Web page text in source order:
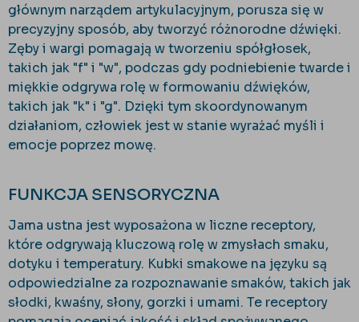
głównym narządem artykulacyjnym, porusza się w
precyzyjny sposób, aby tworzyć różnorodne dźwięki.
Zęby i wargi pomagają w tworzeniu spółgłosek,
takich jak "f" i "w", podczas gdy podniebienie twarde i
miękkie odgrywa rolę w formowaniu dźwięków,
takich jak "k" i "g". Dzięki tym skoordynowanym
działaniom, człowiek jest w stanie wyrażać myśli i
emocje poprzez mowę.
FUNKCJA SENSORYCZNA
Jama ustna jest wyposażona w liczne receptory,
które odgrywają kluczową rolę w zmysłach smaku,
dotyku i temperatury. Kubki smakowe na języku są
odpowiedzialne za rozpoznawanie smaków, takich jak
słodki, kwaśny, słony, gorzki i umami. Te receptory